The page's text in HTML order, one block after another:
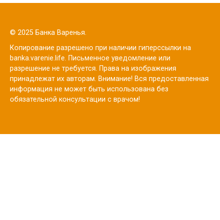
© 2025 Банка Варенья.
Копирование разрешено при наличии гиперссылки на
banka.varenie.life. Письменное уведомление или
разрешение не требуется. Права на изображения
принадлежат их авторам. Внимание! Вся предоставленная
информация не может быть использована без
обязательной консультации с врачом!